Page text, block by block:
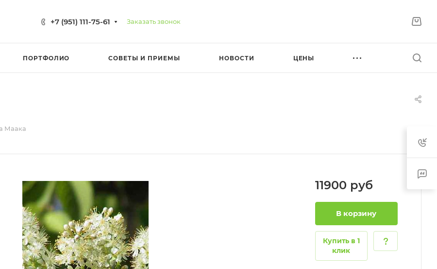
+7 (951) 111-75-61 Заказать звонок
ПОРТФОЛИО СОВЕТЫ И ПРИЕМЫ НОВОСТИ ЦЕНЫ
Маака
11900 руб
В корзину
Купить в 1
клик